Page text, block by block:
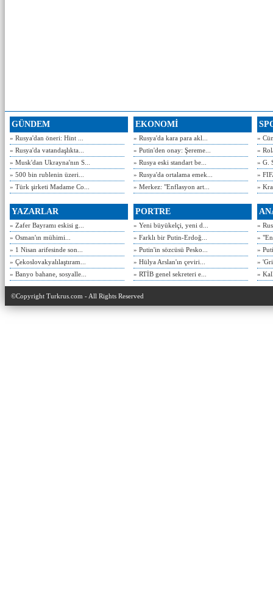
GÜNDEM
» Rusya'dan öneri: Hint ...
» Rusya'da vatandaşlıkta...
» Musk'dan Ukrayna'nın S...
» 500 bin rublenin üzeri...
» Türk şirketi Madame Co...
EKONOMİ
» Rusya'da kara para akl...
» Putin'den onay: Şereme...
» Rusya eski standart be...
» Rusya'da ortalama emek...
» Merkez: "Enflasyon art...
»
»
» G.
»
»
YAZARLAR
» Zafer Bayramı eskisi g...
» Osman'ın mühimi...
» 1 Nisan arifesinde son...
» Çekoslovakyalılaştıram...
» Banyo bahane, sosyalle...
PORTRE
» Yeni büyükelçi, yeni d...
» Farklı bir Putin-Erdoğ...
» Putin'in sözcüsü Pesko...
» Hülya Arslan'ın çeviri...
» RTİB genel sekreteri e...
»
»
»
»
»
©Copyright Turkrus.com - All Rights Reserved